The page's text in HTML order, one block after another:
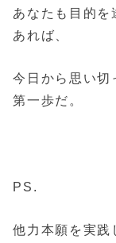
あなたも目的を
あれば、
今日から思い切
第一歩だ。
PS.
他力本願を実践